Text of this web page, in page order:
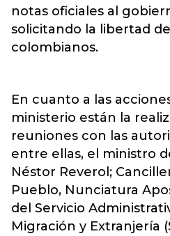
notas oficiales al
solicitando la libertad
colombianos.
En cuanto a las
ministerio están la
reuniones con las
entre ellas, el ministro
Néstor Reverol;
Pueblo, Nunciatura
del Servicio
Migración y Extranjería